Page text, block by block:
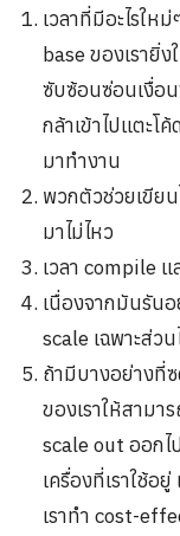
เวลาที่มีอะไรให
base ของเรายิ่
ซับซ้อนซ่อนเงื่อน
กล้าเข้าไปแตะโ
มาทำงาน
พวกตัวช่วยเขีย
มาไม่ไหว
เวลา compile แ
เนื่องจากมันรันอ
scale เฉพาะส่วน
ถ้ามีบางอย่างที่
ของเราให้สามาร
scale out ออกไ
เครื่องที่เราใช้อ
เราทำ cost-